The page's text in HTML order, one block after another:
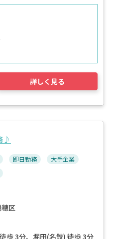
詳しく見る
♪
即日勤務
大手企業
区
歩 3分、堀田(名鉄) 徒歩 3分